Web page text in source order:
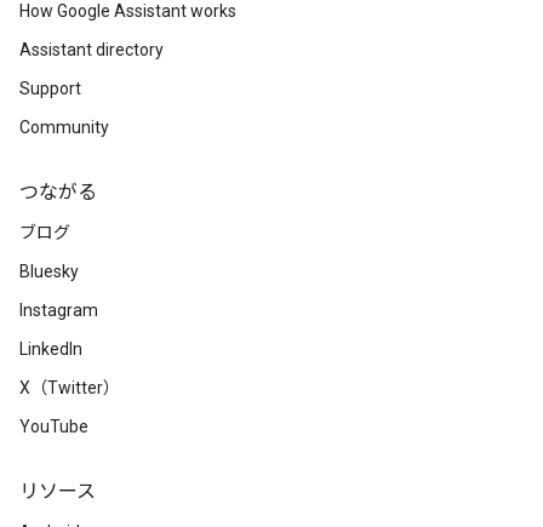
How Google Assistant works
Assistant directory
Support
Community
つながる
ブログ
Bluesky
Instagram
LinkedIn
X（Twitter）
YouTube
リソース